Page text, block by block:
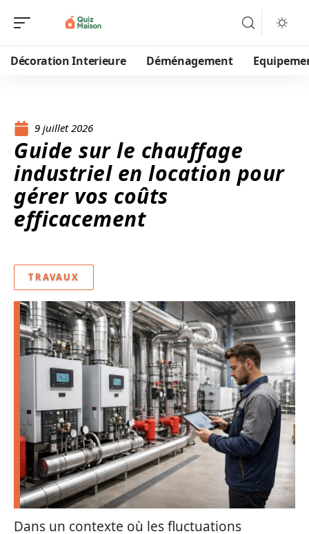
Décoration Interieure Déménagement
9 juillet 2026
Guide sur le chauffage
industriel en location pour
gérer vos coûts
efficacement
TRAVAUX
Dans un contexte où les fluctuations